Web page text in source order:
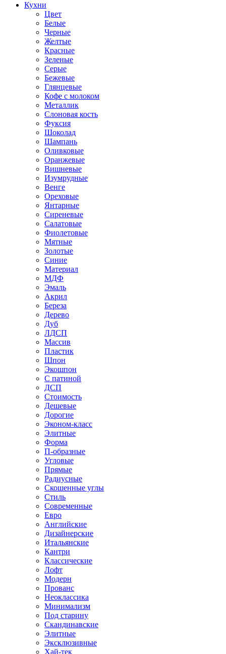
Кухни
Цвет
Белые
Черные
Желтые
Красные
Зеленые
Серые
Бежевые
Глянцевые
Кофе с молоком
Металлик
Слоновая кость
Фуксия
Шоколад
Шампань
Оливковые
Оранжевые
Вишневые
Изумрудные
Венге
Ореховые
Янтарные
Сиреневые
Салатовые
Фиолетовые
Мятные
Золотые
Синие
Материал
МДФ
Эмаль
Акрил
Береза
Дерево
Дуб
ЛДСП
Массив
Пластик
Шпон
Экошпон
С патиной
ДСП
Стоимость
Дешевые
Дорогие
Эконом-класс
Элитные
Форма
П-образные
Угловые
Прямые
Радиусные
Скошенные углы
Стиль
Современные
Евро
Английские
Дизайнерские
Итальянские
Кантри
Классические
Лофт
Модерн
Прованс
Неоклассика
Минимализм
Под старину
Скандинавские
Элитные
Эксклюзивные
Хай-тек